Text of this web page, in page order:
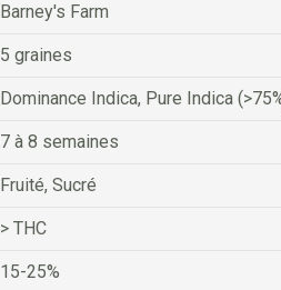
Barney's Farm
5 graines
Dominance Indica, Pure Indica
7 à 8 semaines
Fruité, Sucré
> THC
15-25%